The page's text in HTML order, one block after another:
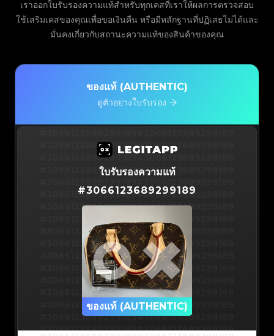
เราออกใบรับรองความแท้สำหรับทุกเคสที่เราให้ผลการตรวจสอบ
ใช้เสริมเคสของคุณเพื่อขอเงินคืน หรือมีหลักฐานที่ปฏิเสธไม่ได้และ
มั่นคงเกี่ยวกับสถานะความแท้ของสินค้าของคุณ
ของแท้ (AUTHENTIC)
ดูตัวอย่างใบรับรอง
#3066123689299189#3066123689299189
#3066123689299189#3066123689299189
#3066123689299189#3066123689299189
#3066123689299189#3066123689299189
#3066123689299189#3066123689299189
#3066123689299189#3066123689299189
#3066123689299189#3066123689299189
#3066123689299189#3066123689299189
#3066123689299189#3066123689299189
#3066123689299189#3066123689299189
#3066123689299189#3066123689299189
#3066123689299189#3066123689299189
#3066123689299189#3066123689299189
#3066123689299189#3066123689299189
ใบรับรองความแท้
#3066123689299189
ของแท้ (AUTHENTIC)